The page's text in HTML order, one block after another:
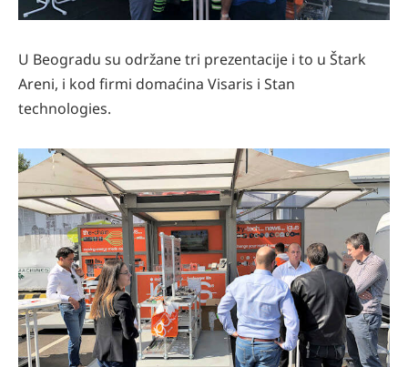
U Beogradu su održane tri prezentacije i to u Štark
Areni, i kod firmi domaćina Visaris i Stan
technologies.